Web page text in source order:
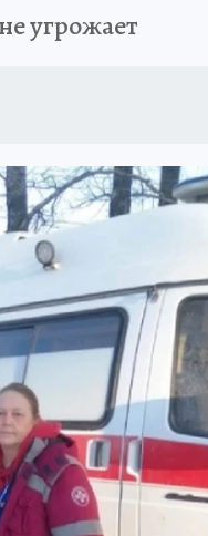
угрожает